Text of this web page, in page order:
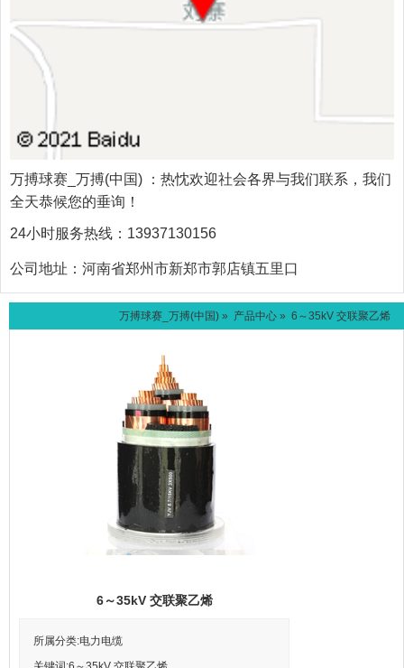
万搏球赛_万搏(中国)
：热忱欢迎社会各界与我们联系，我们
全天恭候您的垂询！
24小时服务热线： 13937130156
公司地址： 河南省郑州市新郑市郭店镇五里口
万搏球赛_万搏(中国) » 产品中心 » 6～35kV 交联聚乙烯
6～35kV 交联聚乙烯
所属分类:电力电缆